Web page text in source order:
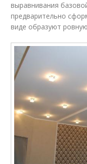
выравнивания
предварительно
виде образуют